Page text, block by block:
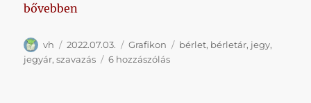
„Mikor éri meg bérletet venni?”
bővebben
Szerző
vh Közzétéve
2022.07.03. Kategória
Grafikon Címke
bérlet, bérletár, jegy,
jegyár,szavazás 6 hozzászólásMikor